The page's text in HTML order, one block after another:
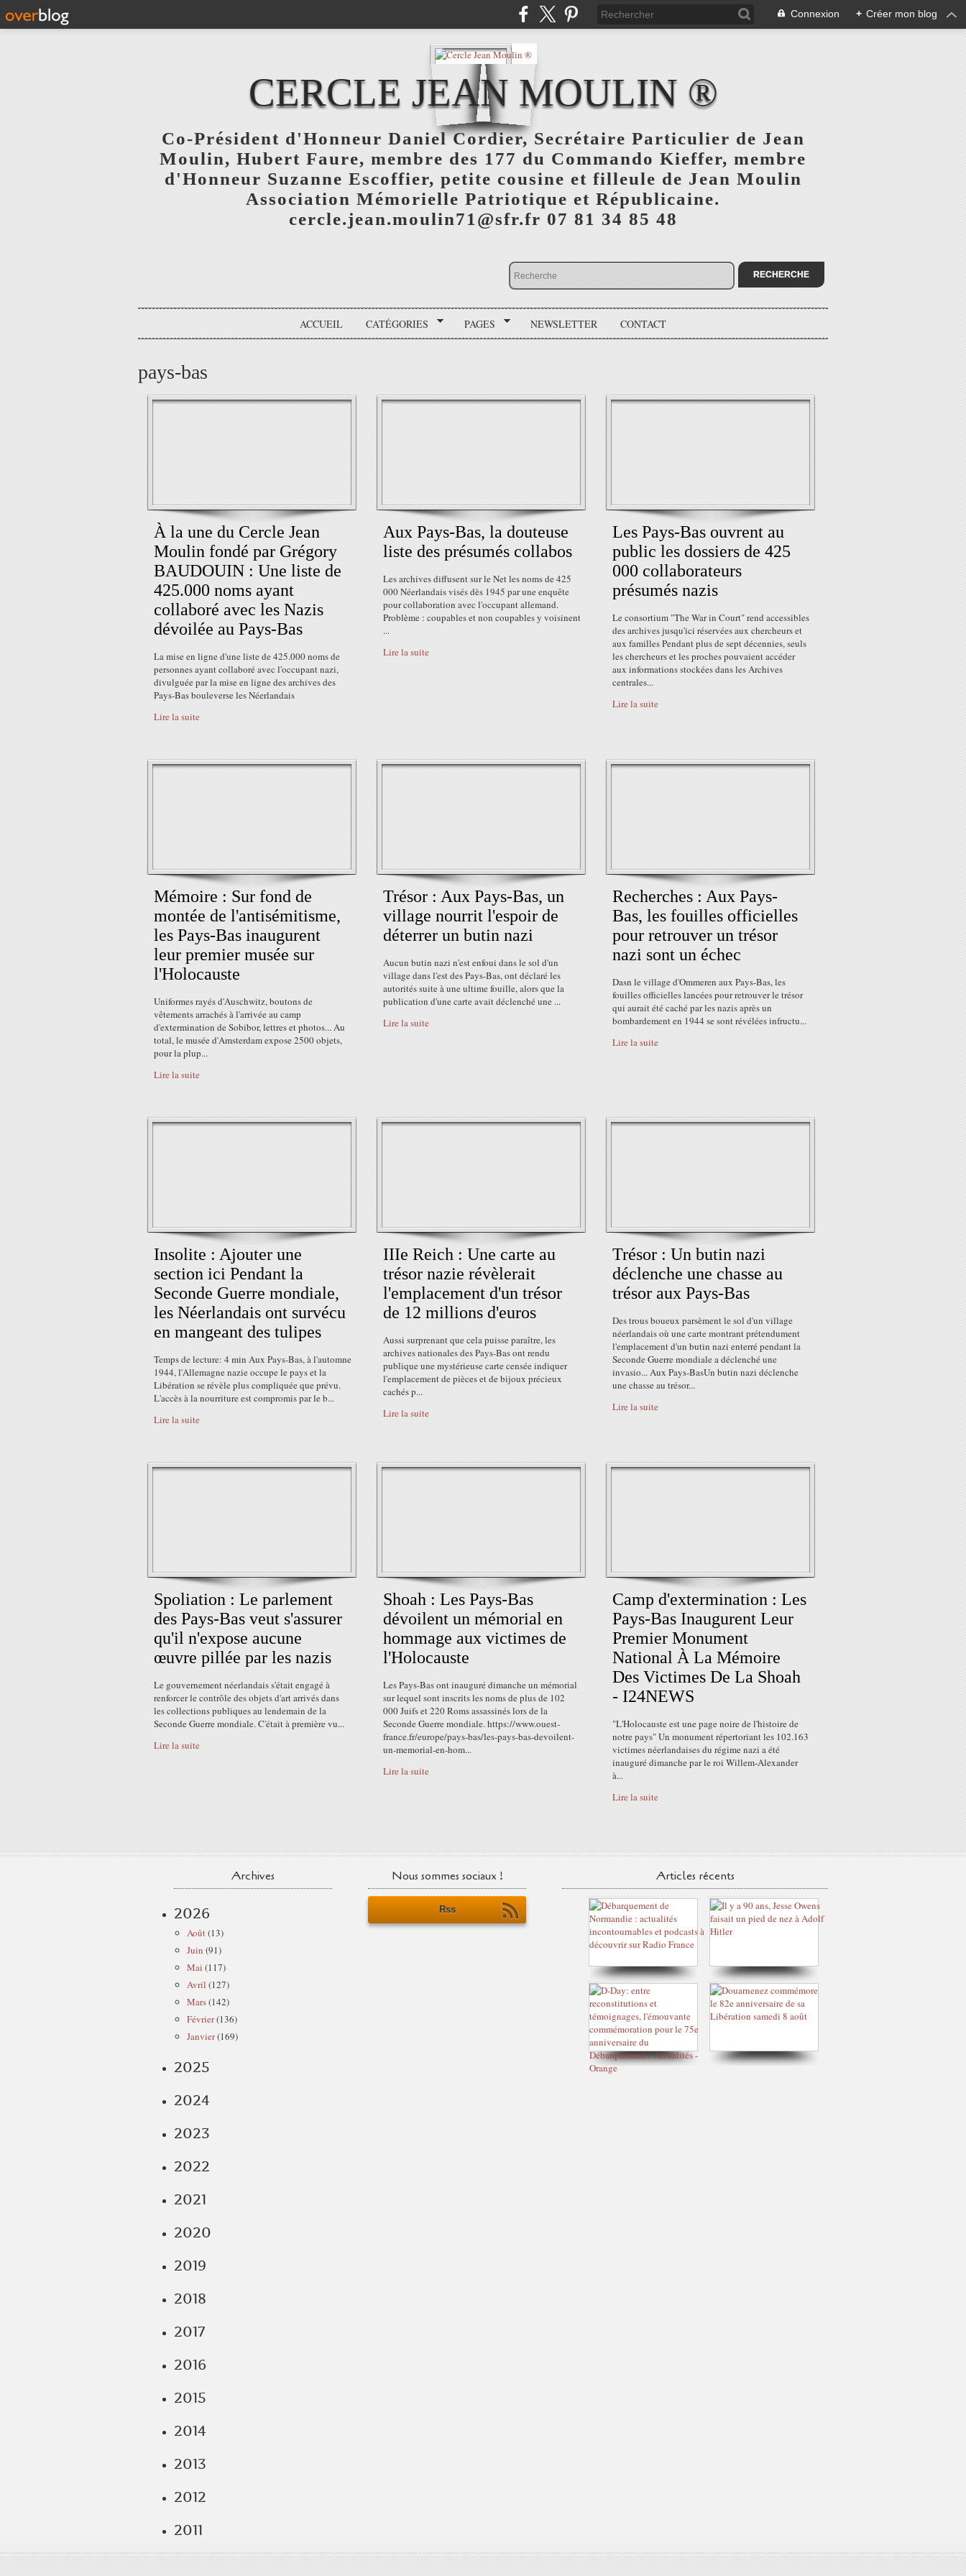
Connexion + Créer mon blog
CERCLE JEAN MOULIN ®
Co-Président d'Honneur Daniel Cordier, Secrétaire Particulier de Jean
Moulin, Hubert Faure, membre des 177 du Commando Kieffer, membre
d'Honneur Suzanne Escoffier, petite cousine et filleule de Jean Moulin
Association Mémorielle Patriotique et Républicaine.
cercle.jean.moulin71@sfr.fr 07 81 34 85 48
ACCUEIL CATÉGORIES PAGES NEWSLETTER CONTACT
pays-bas
À la une du Cercle Jean
Moulin fondé par Grégory
BAUDOUIN : Une liste de
425.000 noms ayant
collaboré avec les Nazis
dévoilée au Pays-Bas
La mise en ligne d'une liste de 425.000 noms de
personnes ayant collaboré avec l'occupant nazi,
divulguée par la mise en ligne des archives des
Pays-Bas bouleverse les Néerlandais
Lire la suite
Aux Pays-Bas, la douteuse
liste des présumés collabos
Les archives diffusent sur le Net les noms de 425
000 Néerlandais visés dès 1945 par une enquête
pour collaboration avec l'occupant allemand.
Problème : coupables et non coupables y voisinent
...
Lire la suite
Les Pays-Bas ouvrent au
public les dossiers de 425
000 collaborateurs
présumés nazis
Le consortium "The War in Court" rend accessibles
des archives jusqu'ici réservées aux chercheurs et
aux familles Pendant plus de sept décennies, seuls
les chercheurs et les proches pouvaient accéder
aux informations stockées dans les Archives
centrales...
Lire la suite
Mémoire : Sur fond de
montée de l'antisémitisme,
les Pays-Bas inaugurent
leur premier musée sur
l'Holocauste
Uniformes rayés d'Auschwitz, boutons de
vêtements arrachés à l'arrivée au camp
d'extermination de Sobibor, lettres et photos... Au
total, le musée d'Amsterdam expose 2500 objets,
pour la plup...
Lire la suite
Trésor : Aux Pays-Bas, un
village nourrit l'espoir de
déterrer un butin nazi
Aucun butin nazi n'est enfoui dans le sol d'un
village dans l'est des Pays-Bas, ont déclaré les
autorités suite à une ultime fouille, alors que la
publication d'une carte avait déclenché une ...
Lire la suite
Recherches : Aux Pays-
Bas, les fouilles officielles
pour retrouver un trésor
nazi sont un échec
Dasn le village d'Ommeren aux Pays-Bas, les
fouilles officielles lancées pour retrouver le trésor
qui aurait été caché par les nazis après un
bombardement en 1944 se sont révélées infructu...
Lire la suite
Insolite : Ajouter une
section ici Pendant la
Seconde Guerre mondiale,
les Néerlandais ont survécu
en mangeant des tulipes
Temps de lecture: 4 min Aux Pays-Bas, à l'automne
1944, l'Allemagne nazie occupe le pays et la
Libération se révèle plus compliquée que prévu.
L'accès à la nourriture est compromis par le b...
Lire la suite
IIIe Reich : Une carte au
trésor nazie révèlerait
l'emplacement d'un trésor
de 12 millions d'euros
Aussi surprenant que cela puisse paraître, les
archives nationales des Pays-Bas ont rendu
publique une mystérieuse carte censée indiquer
l'emplacement de pièces et de bijoux précieux
cachés p...
Lire la suite
Trésor : Un butin nazi
déclenche une chasse au
trésor aux Pays-Bas
Des trous boueux parsèment le sol d'un village
néerlandais où une carte montrant prétendument
l'emplacement d'un butin nazi enterré pendant la
Seconde Guerre mondiale a déclenché une
invasio... Aux Pays-BasUn butin nazi déclenche
une chasse au trésor...
Lire la suite
Spoliation : Le parlement
des Pays-Bas veut s'assurer
qu'il n'expose aucune
œuvre pillée par les nazis
Le gouvernement néerlandais s'était engagé à
renforcer le contrôle des objets d'art arrivés dans
les collections publiques au lendemain de la
Seconde Guerre mondiale. C'était à première vu...
Lire la suite
Shoah : Les Pays-Bas
dévoilent un mémorial en
hommage aux victimes de
l'Holocauste
Les Pays-Bas ont inauguré dimanche un mémorial
sur lequel sont inscrits les noms de plus de 102
000 Juifs et 220 Roms assassinés lors de la
Seconde Guerre mondiale. https://www.ouest-
france.fr/europe/pays-bas/les-pays-bas-devoilent-
un-memorial-en-hom...
Lire la suite
Camp d'extermination : Les
Pays-Bas Inaugurent Leur
Premier Monument
National À La Mémoire
Des Victimes De La Shoah
- I24NEWS
"L'Holocauste est une page noire de l'histoire de
notre pays" Un monument répertoriant les 102.163
victimes néerlandaises du régime nazi a été
inauguré dimanche par le roi Willem-Alexander
à...
Lire la suite
Archives
2026
Août(13)
Juin (91)
Mai (117)
Avril (127)
Mars(142)
Février(136)
Janvier(169)
2025
2024
2023
2022
2021
2020
2019
2018
2017
2016
2015
2014
2013
2012
2011
Nous sommes sociaux !
Rss
Articles récents